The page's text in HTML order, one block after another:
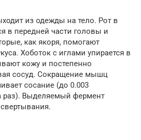
из одежды на тело. Рот в
в передней части головы и
как якоря, помогают
Хоботок с иглами упирается в
кожу и постепенно
сосуд. Сокращение мышц
сосание (до 0.003
раз). Выделяемый фермент